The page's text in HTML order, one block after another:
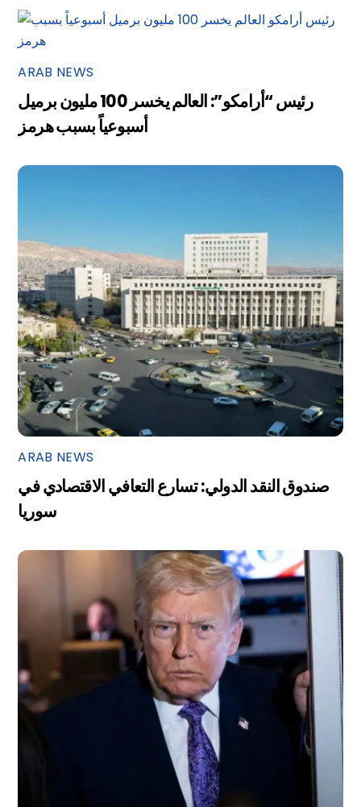
ARAB NEWS
رئيس “أرامكو”: العالم يخسر 100 مليون برميل
أسبوعياً بسبب هرمز
ARAB NEWS
صندوق النقد الدولي: تسارع التعافي الاقتصادي في
سوريا